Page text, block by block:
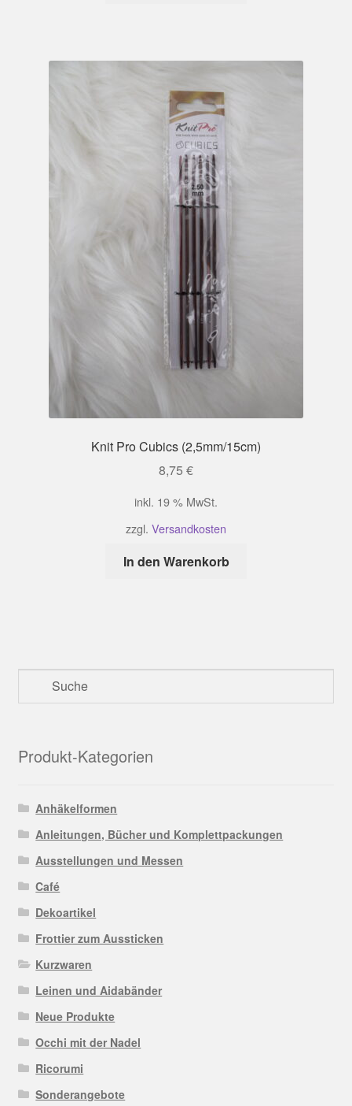
Knit Pro Cubics (2,5mm/15cm)
8,75 €
inkl. 19 % MwSt.
zzgl. Versandkosten
In den Warenkorb
Produkt-Kategorien
Anhäkelformen
Anleitungen, Bücher und Komplettpackungen
Ausstellungen und Messen
Café
Dekoartikel
Frottier zum Aussticken
Kurzwaren
Leinen und Aidabänder
Neue Produkte
Occhi mit der Nadel
Ricorumi
Sonderangebote